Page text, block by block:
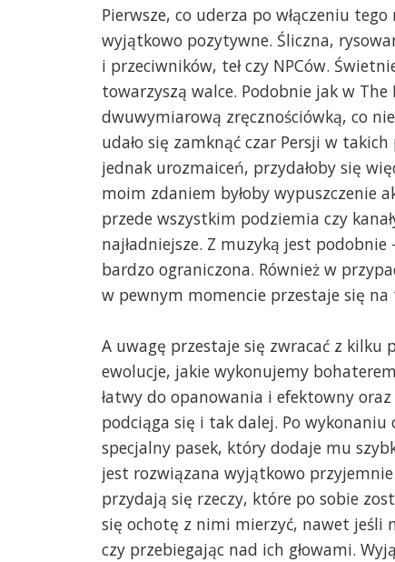
Pierwsze, co uderza po włączeniu
wyjątkowo pozytywne. Śliczna,
i przeciwników, teł czy NPCów.
towarzyszą walce. Podobnie jak w
dwuwymiarową zręcznościówką, co
udało się zamknąć czar Persji w
jednak urozmaiceń, przydałoby się
moim zdaniem byłoby wypuszczenie
przede wszystkim podziemia czy
najładniejsze. Z muzyką jest
bardzo ograniczona. Również w
w pewnym momencie przestaje się na
A uwagę przestaje się zwracać z kilku
ewolucje, jakie wykonujemy
łatwy do opanowania i efektowny
podciąga się i tak dalej. Po wykonaniu
specjalny pasek, który dodaje mu
jest rozwiązana wyjątkowo
przydają się rzeczy, które po sobie
się ochotę z nimi mierzyć, nawet jeśli
czy przebiegając nad ich głowami.